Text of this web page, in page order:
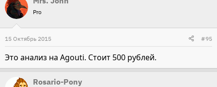
Pro
15 Октябрь 2015 #95
Это анализ на Agouti. Стоит 500 рублей.
Rosario-Pony